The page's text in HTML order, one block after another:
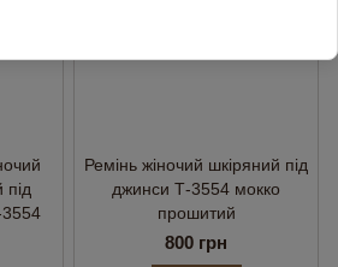
під
Ремінь жіночий шкіряний під
джинси Т-3554 мокко
прошитий
800 грн